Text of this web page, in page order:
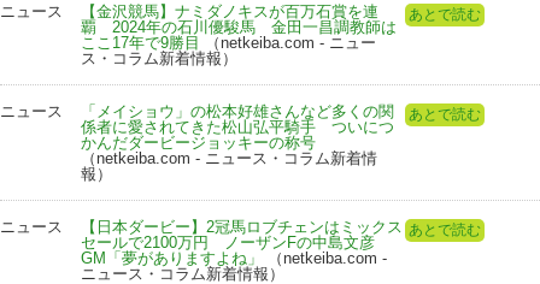
ニュース
【金沢競馬】ナミダノキスが百万石賞を連
覇 2024年の石川優駿馬 金田一昌調教師は
ここ17年で9勝目
（netkeiba.com - ニュー
ス・コラム新着情報）
あとで読む
ニュース
「メイショウ」の松本好雄さんなど多くの関
係者に愛されてきた松山弘平騎手 ついにつ
かんだダービージョッキーの称号
（netkeiba.com - ニュース・コラム新着情
報）
あとで読む
ニュース
【日本ダービー】2冠馬ロブチェンはミックス
セールで2100万円 ノーザンFの中島文彦
GM「夢がありますよね」
（netkeiba.com -
ニュース・コラム新着情報）
あとで読む